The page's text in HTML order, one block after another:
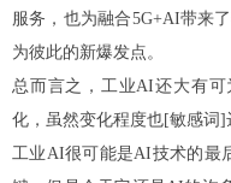
服务，也为融合5G+AI带来
为彼此的新爆发点。
总而言之，工业AI还大有可
化，虽然变化程度也[敏感词]
工业AI很可能是AI技术的最